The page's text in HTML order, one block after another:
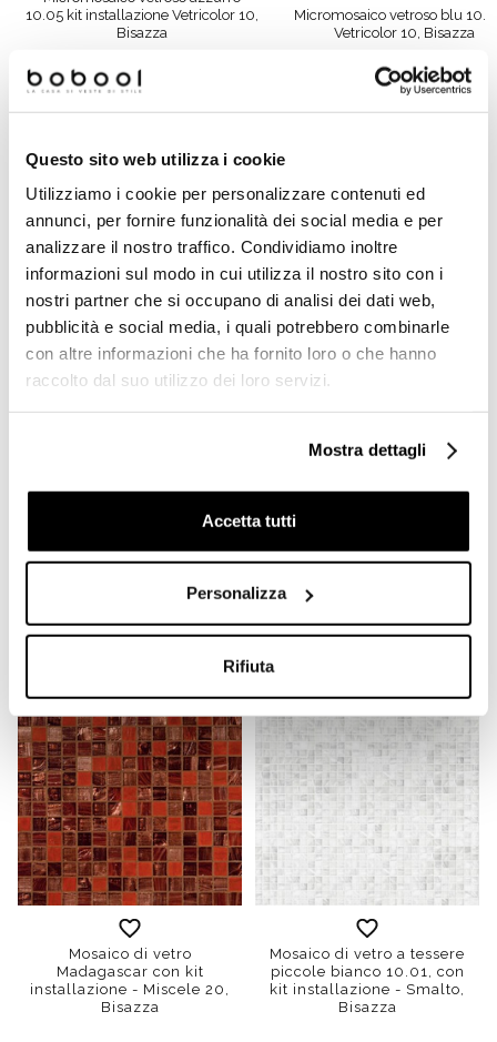
Questo sito web utilizza i cookie
Utilizziamo i cookie per personalizzare contenuti ed
annunci, per fornire funzionalità dei social media e per
analizzare il nostro traffico. Condividiamo inoltre
informazioni sul modo in cui utilizza il nostro sito con i
nostri partner che si occupano di analisi dei dati web,
pubblicità e social media, i quali potrebbero combinarle
con altre informazioni che ha fornito loro o che hanno
raccolto dal suo utilizzo dei loro servizi.
Mostra dettagli
Accetta tutti
Personalizza
Rifiuta
10.05 kit installazione Vetricolor 10,
Bisazza
Richiedi preventivo
Micromosaico vetroso blu
Vetricolor 10, Bisazza
Richiedi preventivo
Prodotti simili
Micromosaico vetroso
installazione - Vetricolor
Richiedi preventivo
Micromosaico vetroso verde
Vetricolor 10, Bisazza
Richiedi preventivo
Mosaico di vetro
Madagascar con kit
installazione - Miscele 20,
Bisazza
Mosaico di vetro a tessere
piccole bianco 10.01, con
kit installazione - Smalto,
Bisazza